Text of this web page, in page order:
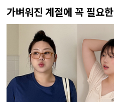
가벼워진 계절에 꼭 필요한